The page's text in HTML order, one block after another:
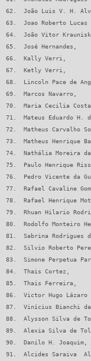
62.  João Luis V. H.
63.  Joao Roberto
64.  João Vitor
65.  José
66.  Kally Verri,
67.  Ketly Verri,
68.  Lincoln Pace de
69.  Marcos
70.  Maria Cecilia
71.  Mateus Eduardo
72.  Matheus
73.  Matheus
74.  Nathália Moreira
75.  Paulo Henrique
76.  Pedro Vicente da
77.  Rafael Cavaline
78.  Rafael Henrique
79.  Rhuan Hilario
80.  Rodolfo Monteiro
81.  Sabrina
82.  Silvio Roberto
83.  Simone Perpetua
84.  Thais Cortez,
85.  Thais Ferreira,
86.  Victor Hugo
87.  Vinícius Bianchi
88.  Alysson Silva de
89.  Alexia Silva de
90.  Danilo H.
91.  Alcides Saraiva